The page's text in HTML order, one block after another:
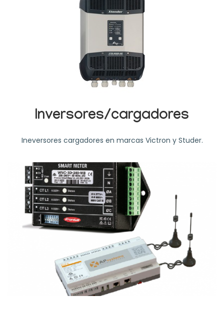
Inversores/cargadores
Ineversores cargadores en marcas Victron y Studer.